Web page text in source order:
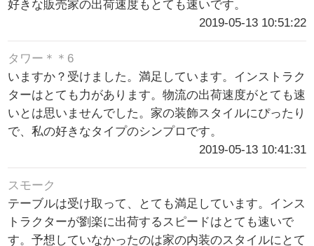
好きな販売家の出荷速度もとても速いです。
2019-05-13 10:51:22
タワー＊＊6
いますか？受けました。満足しています。インストラク
ターはとても力があります。物流の出荷速度がとても速
いとは思いませんでした。家の装飾スタイルにぴったり
で、私の好きなタイプのシンプロです。
2019-05-13 10:41:31
スモーク
テーブルは受け取って、とても満足しています。インス
トラクターが劉楽に出荷するスピードはとても速いで
す。予想していなかったのは家の内装のスタイルにとて